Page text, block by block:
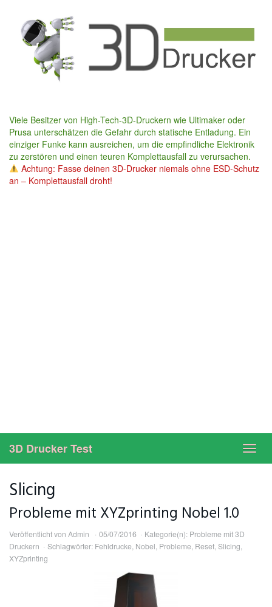
content
Viele Besitzer von High-Tech-3D-Druckern wie Ultimaker oder
Prusa unterschätzen die Gefahr durch statische Entladung. Ein
einziger Funke kann ausreichen, um die empfindliche Elektronik
zu zerstören und einen teuren Komplettausfall zu verursachen.
Achtung: Fasse deinen 3D-Drucker niemals ohne ESD-Schutz
an – Komplettausfall droht!
3D Drucker Test
Slicing
Probleme mit XYZprinting Nobel 1.0
Veröffentlicht von Admin 05/07/2016 Kategorie(n): Probleme mit 3D
Druckern
Schlagwörter: Fehldrucke, Nobel, Probleme, Reset, Slicing,
XYZprinting